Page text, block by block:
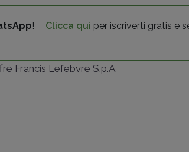
! Clicca qui per iscriverti gratis e
Francis Lefebvre S.p.A.